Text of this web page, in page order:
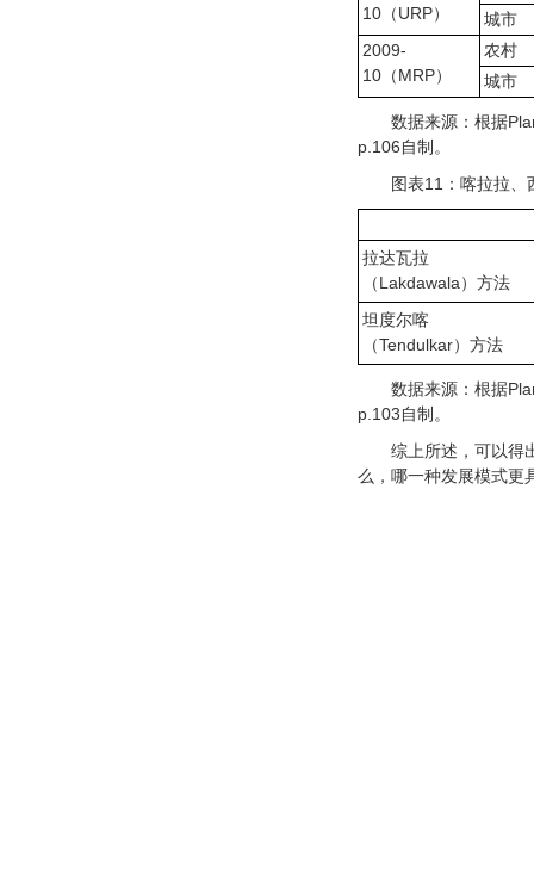
10（URP）
城市
2009-
10（MRP）
农村
城市
数据来源：根据
p.106自制。
图表11：喀拉拉
拉达瓦拉
（Lakdawala）方法
坦度尔喀
（Tendulkar）方法
数据来源：根据
p.103自制。
综上所述，可以得
么，哪一种发展模式更